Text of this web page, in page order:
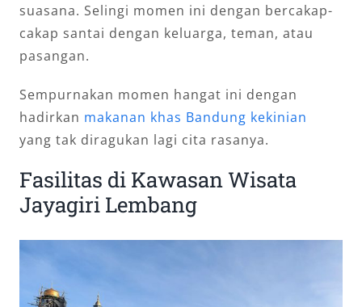
suasana. Selingi momen ini dengan bercakap-
cakap santai dengan keluarga, teman, atau
pasangan.
Sempurnakan momen hangat ini dengan
hadirkan makanan khas Bandung kekinian
yang tak diragukan lagi cita rasanya.
Fasilitas di Kawasan Wisata
Jayagiri Lembang